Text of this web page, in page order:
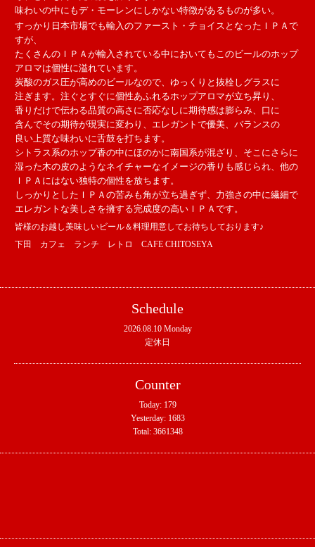
味わいの中にもデ・モーレンにしかない特徴があるものが多い。
すっかり日本市場でも輸入のファースト・チョイスとなったＩＰＡで
すが、
たくさんのＩＰＡが輸入されている中においてもこのビールのホップ
アロマは個性に溢れています。
炭酸のガス圧が高めのビールなので、ゆっくりと抜栓しグラスに
注ぎます。注ぐとすぐに個性あふれるホップアロマが立ち昇り、
香りだけで伝わる品質の高さに否応なしに期待感は膨らみ、口に
含んでその期待が現実に変わり、エレガントで優美、バランスの
良い上質な味わいに舌鼓を打ちます。
シトラス系のホップ香の中にほのかに南国系が混ざり、そこにさらに
湿った木の皮のようなネイチャーなイメージの香りも感じられ、他の
ＩＰＡにはない独特の個性を放ちます。
しっかりとしたＩＰＡの苦みも角が立ち過ぎず、力強さの中に繊細で
エレガントな美しさを擁する完成度の高いＩＰＡです。
皆様のお越し美味しいビール＆料理用意してお待ちしております♪
下田 カフェ ランチ レトロ CAFE CHITOSEYA
Schedule
2026.08.10 Monday
定休日
Counter
Today: 179
Yesterday: 1683
Total: 3661348